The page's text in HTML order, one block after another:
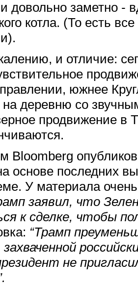
довольно заметно -
котла. (То есть
и отличие:
южнее
деревню со
продвижение в
Bloomberg
основе последних
У материала
заявил, что
к сделке, чтобы
“Трамп
не